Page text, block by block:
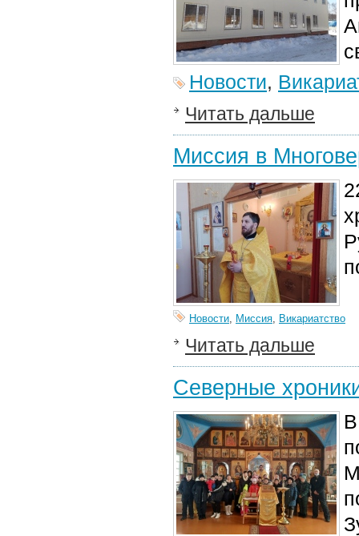
Новости,
Читать дальше
Миссия в
Новости, Миссия, Викариатство
Читать дальше
Северные